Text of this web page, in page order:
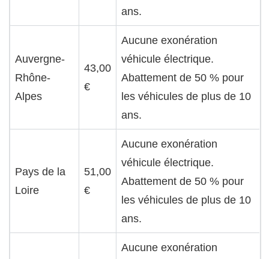
ans.
Auvergne-
Rhône-
Alpes
43,00
€
Aucune exonération
véhicule électrique.
Abattement de 50 % pour
les véhicules de plus de 10
ans.
Pays de la
Loire
51,00
€
Aucune exonération
véhicule électrique.
Abattement de 50 % pour
les véhicules de plus de 10
ans.
Aucune exonération